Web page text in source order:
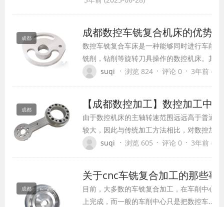
成都 成都数控车铣复合机床的优势
数控车铣复合车床是一种能够同时进行车削
铣削，钻削等旋转刀具操作的数控机床。其
机床的一种主要机型，车铣复合加工不是单
的条件下产生的一种新的切削理论和切削技
车铣复合机床的优势是什么？
suqi · 浏览 824 · 评论 0 · 3年前
成都 【成都数控加工】数控加工中
由于数控机床的主轴转速范围远远高于普通
较大，因此与传统加工方法相比，对数控加
求，包括精度高，强度大，刚性好，耐用度
suqi · 浏览 605 · 评论 0 · 3年前
成都
关于cnc车铣复合加工的那些事
目前，大多数的车铣复合加工，在车削中心
上完成，而一般的车削中心只是把数控车床